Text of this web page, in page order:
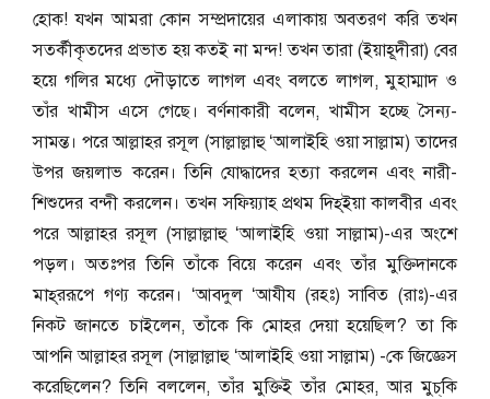
হোক! যখন আমরা কোন সম্প্রদায়ের এলাকায় অবতরণ করি তখন
সতর্কীকৃতদের প্রভাত হয় কতই না মন্দ! তখন তারা (ইয়াহূদীরা) বের
হয়ে গলির মধ্যে দৌড়াতে লাগল এবং বলতে লাগল, মুহাম্মাদ ও
তাঁর খামীস এসে গেছে। বর্ণনাকারী বলেন, খামীস হচ্ছে সৈন্য-
সামন্ত। পরে আল্লাহর রসূল (সাল্লাল্লাহু ‘আলাইহি ওয়া সাল্লাম) তাদের
উপর জয়লাভ করেন। তিনি যোদ্ধাদের হত্যা করলেন এবং নারী-
শিশুদের বন্দী করলেন। তখন সফিয়্যাহ প্রথম দিহ্‌ইয়া কালবীর এবং
পরে আল্লাহর রসূল (সাল্লাল্লাহু ‘আলাইহি ওয়া সাল্লাম)-এর অংশে
পড়ল। অতঃপর তিনি তাঁকে বিয়ে করেন এবং তাঁর মুক্তিদানকে
মাহ্‌ররূপে গণ্য করেন। ‘আবদুল ‘আযীয (রহঃ) সাবিত (রাঃ)-এর
নিকট জানতে চাইলেন, তাঁকে কি মোহর দেয়া হয়েছিল? তা কি
আপনি আল্লাহর রসূল (সাল্লাল্লাহু ‘আলাইহি ওয়া সাল্লাম) -কে জিজ্ঞেস
করেছিলেন? তিনি বললেন, তাঁর মুক্তিই তাঁর মোহর, আর মুচ্‌কি